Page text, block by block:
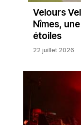
Velours
Nîmes,
étoiles
22 juillet 2026